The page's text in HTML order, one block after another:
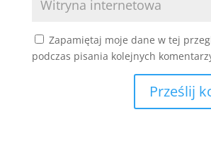
Zapamiętaj moje dane w tej
podczas pisania kolejnych